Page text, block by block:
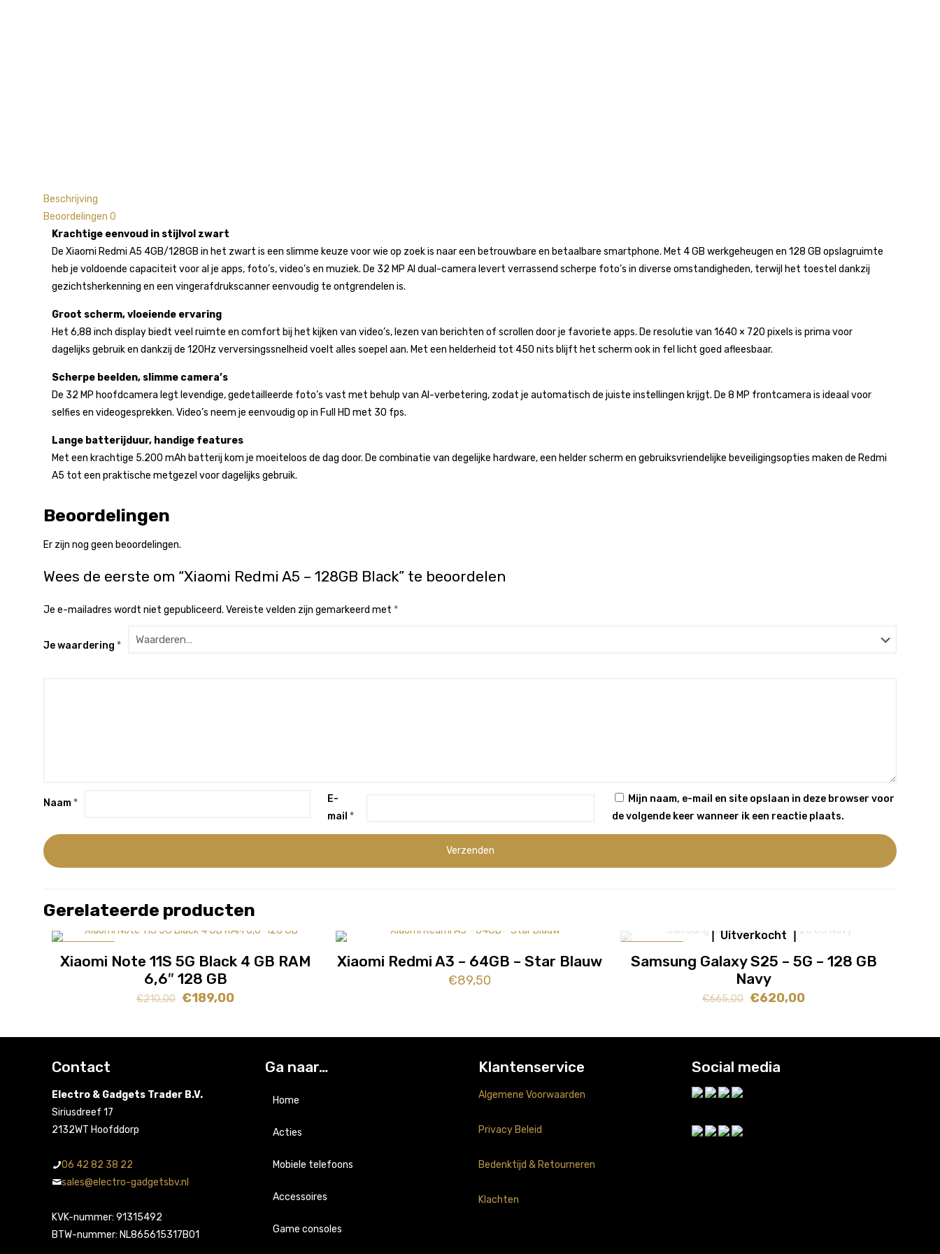
Beschrijving
Beoordelingen 0
Krachtige eenvoud in stijlvol zwart
De Xiaomi Redmi A5 4GB/128GB in het zwart is een slimme keuze voor wie op zoek is naar een betrouwbare en betaalbare smartphone. Met 4 GB werkgeheugen en 128 GB opslagruimte
heb je voldoende capaciteit voor al je apps, foto’s, video’s en muziek. De 32 MP AI dual-camera levert verrassend scherpe foto’s in diverse omstandigheden, terwijl het toestel dankzij
gezichtsherkenning en een vingerafdrukscanner eenvoudig te ontgrendelen is.
Groot scherm, vloeiende ervaring
Het 6,88 inch display biedt veel ruimte en comfort bij het kijken van video’s, lezen van berichten of scrollen door je favoriete apps. De resolutie van 1640 × 720 pixels is prima voor
dagelijks gebruik en dankzij de 120Hz verversingssnelheid voelt alles soepel aan. Met een helderheid tot 450 nits blijft het scherm ook in fel licht goed afleesbaar.
Scherpe beelden, slimme camera’s
De 32 MP hoofdcamera legt levendige, gedetailleerde foto’s vast met behulp van AI-verbetering, zodat je automatisch de juiste instellingen krijgt. De 8 MP frontcamera is ideaal voor
selfies en videogesprekken. Video’s neem je eenvoudig op in Full HD met 30 fps.
Lange batterijduur, handige features
Met een krachtige 5.200 mAh batterij kom je moeiteloos de dag door. De combinatie van degelijke hardware, een helder scherm en gebruiksvriendelijke beveiligingsopties maken de Redmi
A5 tot een praktische metgezel voor dagelijks gebruik.
Beoordelingen
Er zijn nog geen beoordelingen.
Wees de eerste om “Xiaomi Redmi A5 – 128GB Black” te beoordelen
Je e-mailadres wordt niet gepubliceerd. Vereiste velden zijn gemarkeerd met *
Je waardering *
Naam*
E-
mail*
Mijn naam, e-mail en site opslaan in deze browser voor
de volgende keer wanneer ik een reactie plaats.
Gerelateerde producten
Xiaomi Note 11S 5G Black 4 GB RAM
6,6″ 128 GB
€210,00 Oorspronkelijke
€189,00Huidige
Xiaomi Redmi A3 – 64GB – Star Blauw
€89,50
Uitverkocht
Samsung Galaxy S25 – 5G – 128 GB
Navy
€665,00 Oorspronkelijke
€620,00Huidige
Contact
Electro & Gadgets Trader B.V.
Siriusdreef 17
2132WT Hoofddorp
06 42 82 38 22
sales@electro-gadgetsbv.nl
KVK-nummer: 91315492
BTW-nummer: NL865615317B01
Ga naar…
Home
Acties
Mobiele telefoons
Apple
Samsung
Accessoires
Apple
Game consoles
Klantenservice
Algemene Voorwaarden
Privacy Beleid
Bedenktijd & Retourneren
Klachten
Social media